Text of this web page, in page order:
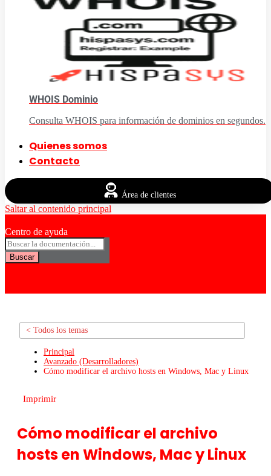
WHOIS Dominio
Consulta WHOIS para información de dominios en segundos.
Quienes somos
Contacto
Área de clientes
Saltar al contenido principal
Centro de ayuda
Buscar
< Todos los temas
Principal
Avanzado (Desarrolladores)
Cómo modificar el archivo hosts en Windows, Mac y Linux
Imprimir
Cómo modificar el archivo
hosts en Windows, Mac y Linux